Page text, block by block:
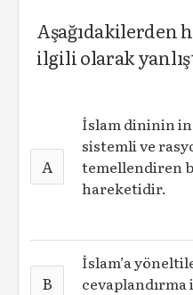
Aşağıdakilerden
ilgili olarak
A
İslam dininin
sistemli ve
temellendiren
hareketidir.
B
İslam’a